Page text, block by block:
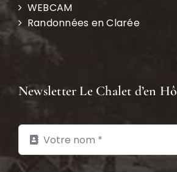
WEBCAM
Randonnées en Clarée
Newsletter Le Chalet d’en Hô